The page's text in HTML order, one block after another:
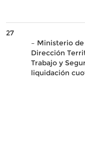
27
– Ministerio
Dirección
Trabajo y
liquidación